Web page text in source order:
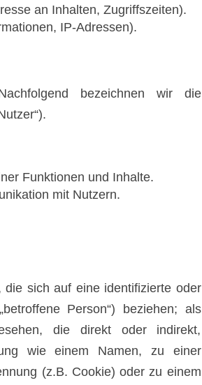
an Inhalten, Zugriffszeiten).
IP-Adressen).
bezeichnen wir die
Funktionen und Inhalte.
mit Nutzern.
die sich auf eine identifizierte oder
Person“) beziehen; als
die direkt oder indirekt,
wie einem Namen, zu einer
(z.B. Cookie) oder zu einem